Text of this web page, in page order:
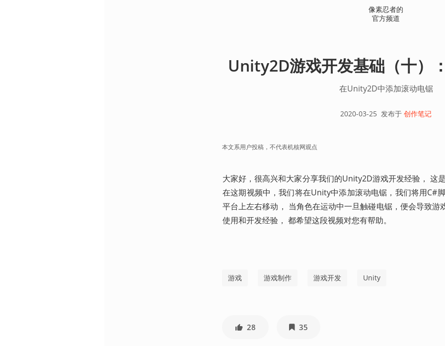
像素忍者的
官方频道
Unity2D游戏开发基础（十）
在Unity2D中添加滚动电锯
2020-03-25 发布于 创作笔记
本文系用户投稿，不代表机核网观点
大家好，很高兴和大家分享我们的Unity2D游戏开发经验， 这
在这期视频中，我们将在Unity中添加滚动电锯，我们将用C#
平台上左右移动， 当角色在运动中一旦触碰电锯，便会导致
使用和开发经验， 都希望这段视频对您有帮助。
游戏 游戏制作 游戏开发 Unity
28 35